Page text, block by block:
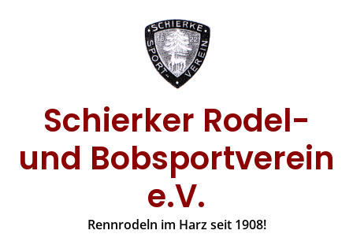
Schierker Rodel-
und Bobsportverein
e.V.
Rennrodeln im Harz seit 1908!